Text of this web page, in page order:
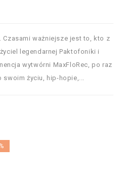
ważniejsze jest to, kto z
legendarnej Paktofoniki i
wytwórni MaxFloRec, po raz
życiu, hip-hopie,...